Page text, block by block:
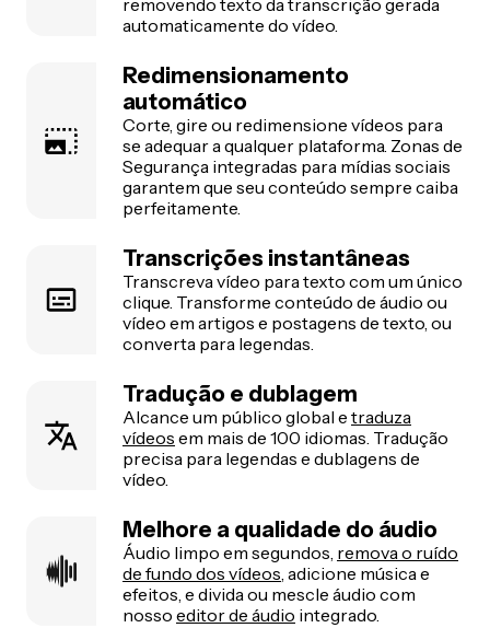
removendo texto da transcrição gerada
automaticamente do vídeo.
Redimensionamento
automático
Corte, gire ou redimensione vídeos para
se adequar a qualquer plataforma. Zonas de
Segurança integradas para mídias sociais
garantem que seu conteúdo sempre caiba
perfeitamente.
Transcrições instantâneas
Transcreva vídeo para texto com um único
clique. Transforme conteúdo de áudio ou
vídeo em artigos e postagens de texto, ou
converta para legendas.
Tradução e dublagem
Alcance um público global e traduza
vídeos em mais de 100 idiomas. Tradução
precisa para legendas e dublagens de
vídeo.
Melhore a qualidade do áudio
Áudio limpo em segundos, remova o ruído
de fundo dos vídeos, adicione música e
efeitos, e divida ou mescle áudio com
nosso editor de áudio integrado.